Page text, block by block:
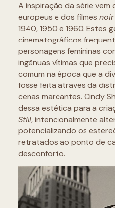
A inspiração da série vem
europeus e dos filmes noir
1940, 1950 e 1960. Estes
cinematográficos
personagens femininas
ingênuas vítimas que
comum na época que a
fosse feita através da
cenas marcantes. Cindy
dessa estética para a
Still, intencionalmente
potencializando os
retratados ao ponto de
desconforto.